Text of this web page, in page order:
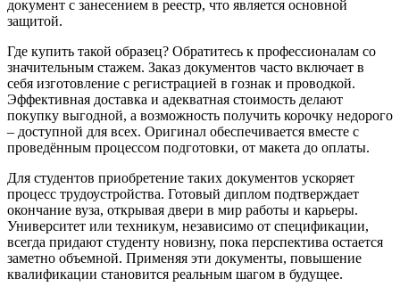
документ с занесением в реестр, что является основной
защитой.
Где купить такой образец? Обратитесь к профессионалам со
значительным стажем. Заказ документов часто включает в
себя изготовление с регистрацией в гознак и проводкой.
Эффективная доставка и адекватная стоимость делают
покупку выгодной, а возможность получить корочку недорого
– доступной для всех. Оригинал обеспечивается вместе с
проведённым процессом подготовки, от макета до оплаты.
Для студентов приобретение таких документов ускоряет
процесс трудоустройства. Готовый диплом подтверждает
окончание вуза, открывая двери в мир работы и карьеры.
Университет или техникум, независимо от спецификации,
всегда придают студенту новизну, пока перспектива остается
заметно объемной. Применяя эти документы, повышение
квалификации становится реальным шагом в будущее.